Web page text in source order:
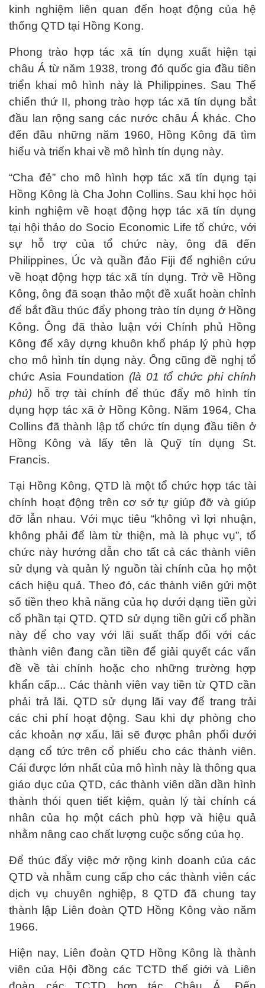
kinh nghiệm liên quan đến hoạt động của hệ
thống QTD tại Hồng Kong.
Phong trào hợp tác xã tín dụng xuất hiện tại
châu Á từ năm 1938, trong đó quốc gia đầu tiên
triển khai mô hình này là Philippines. Sau Thế
chiến thứ II, phong trào hợp tác xã tín dụng bắt
đầu lan rộng sang các nước châu Á khác. Cho
đến đầu những năm 1960, Hồng Kông đã tìm
hiểu và triển khai về mô hình tín dụng này.
“Cha đẻ” cho mô hình hợp tác xã tín dụng tại
Hồng Kông là Cha John Collins. Sau khi học hỏi
kinh nghiệm về hoạt động hợp tác xã tín dụng
tại hội thảo do Socio Economic Life tổ chức, với
sự hỗ trợ của tổ chức này, ông đã đến
Philippines, Úc và quần đảo Fiji để nghiên cứu
về hoạt động hợp tác xã tín dụng. Trở về Hồng
Kông, ông đã soạn thảo một đề xuất hoàn chỉnh
để bắt đầu thúc đẩy phong trào tín dụng ở Hồng
Kông. Ông đã thảo luận với Chính phủ Hồng
Kông để xây dựng khuôn khổ pháp lý phù hợp
cho mô hình tín dụng này. Ông cũng đề nghị tổ
chức Asia Foundation (là 01 tổ chức phi chính
phủ) hỗ trợ tài chính để thúc đẩy mô hình tín
dụng hợp tác xã ở Hồng Kông. Năm 1964, Cha
Collins đã thành lập tổ chức tín dụng đầu tiên ở
Hồng Kông và lấy tên là Quỹ tín dụng St.
Francis.
Tại Hồng Kông, QTD là một tổ chức hợp tác tài
chính hoạt động trên cơ sở tự giúp đỡ và giúp
đỡ lẫn nhau. Với mục tiêu “không vì lợi nhuận,
không phải để làm từ thiện, mà là phục vụ”, tổ
chức này hướng dẫn cho tất cả các thành viên
sử dụng và quản lý nguồn tài chính của họ một
cách hiệu quả. Theo đó, các thành viên gửi một
số tiền theo khả năng của họ dưới dạng tiền gửi
cổ phần tại QTD. QTD sử dụng tiền gửi cổ phần
này để cho vay với lãi suất thấp đối với các
thành viên đang cần tiền để giải quyết các vấn
đề về tài chính hoặc cho những trường hợp
khẩn cấp... Các thành viên vay tiền từ QTD cần
phải trả lãi. QTD sử dụng lãi vay để trang trải
các chi phí hoạt động. Sau khi dự phòng cho
các khoản nợ xấu, lãi sẽ được phân phối dưới
dạng cổ tức trên cổ phiếu cho các thành viên.
Cái được lớn nhất của mô hình này là thông qua
giáo dục của QTD, các thành viên dần dần hình
thành thói quen tiết kiệm, quản lý tài chính cá
nhân của họ một cách phù hợp và hiệu quả
nhằm nâng cao chất lượng cuộc sống của họ.
Để thúc đẩy việc mở rộng kinh doanh của các
QTD và nhằm cung cấp cho các thành viên các
dịch vụ chuyên nghiệp, 8 QTD đã chung tay
thành lập Liên đoàn QTD Hồng Kông vào năm
1966.
Hiện nay, Liên đoàn QTD Hồng Kông là thành
viên của Hội đồng các TCTD thế giới và Liên